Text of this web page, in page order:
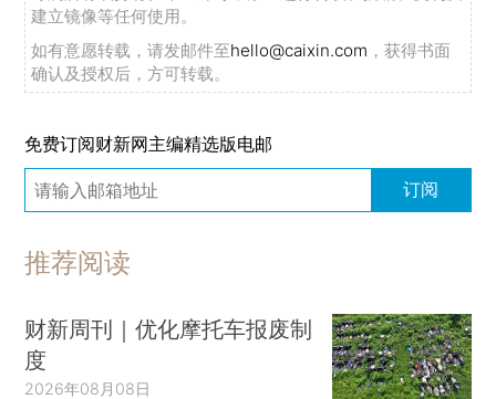
建立镜像等任何使用。
如有意愿转载，请发邮件至hello@caixin.com ，获得书面
确认及授权后，方可转载。
免费订阅财新网主编精选版电邮
订阅
推荐阅读
财新周刊｜优化摩托车报废制
度
2026年08月08日